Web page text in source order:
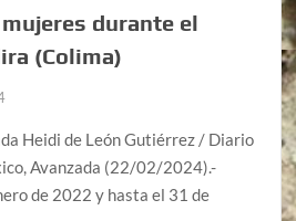
durante el
(Colima)
Heidi de León Gutiérrez / Diario
Avanzada (22/02/2024).-
de 2022 y hasta el 31 de